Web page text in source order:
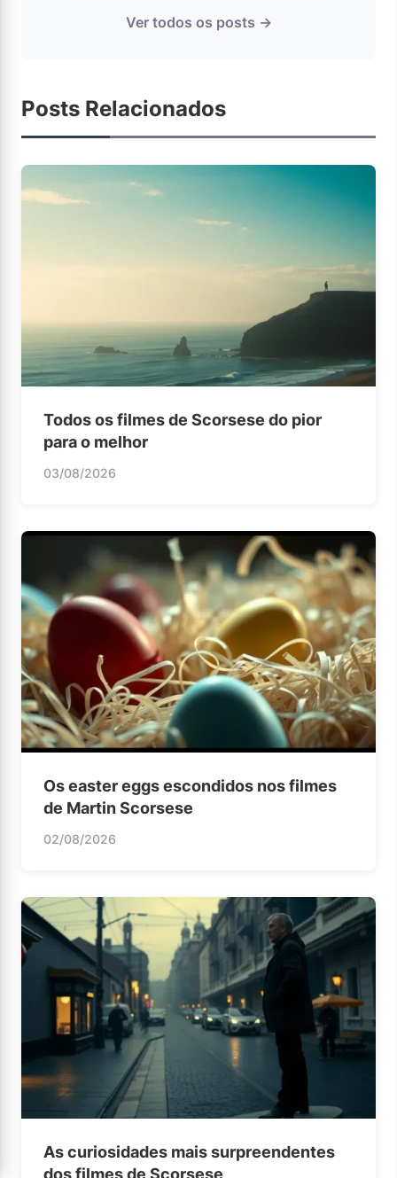
Ver todos os posts →
Posts Relacionados
Todos os filmes de Scorsese do pior
para o melhor
03/08/2026
Os easter eggs escondidos nos filmes
de Martin Scorsese
02/08/2026
As curiosidades mais surpreendentes
dos filmes de Scorsese